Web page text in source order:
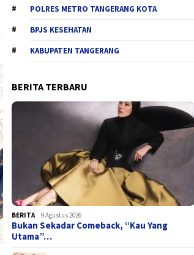
POLRES METRO TANGERANG KOTA
BPJS KESEHATAN
KABUPATEN TANGERANG
BERITA TERBARU
BERITA 9 Agustus 2026
Bukan Sekadar Comeback, “Kau Yang
Utama”…